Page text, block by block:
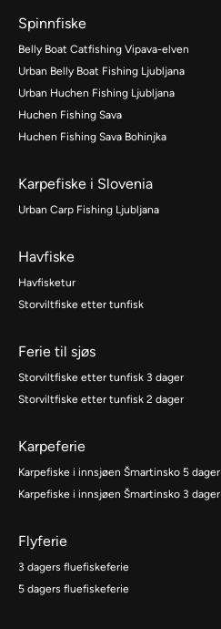
Spinnfiske
Belly Boat Catfishing Vipava-elven
Urban Belly Boat Fishing Ljubljana
Urban Huchen Fishing Ljubljana
Huchen Fishing Sava
Huchen Fishing Sava Bohinjka
Karpefiske i Slovenia
Urban Carp Fishing Ljubljana
Havfiske
Havfisketur
Storviltfiske etter tunfisk
Ferie til sjøs
Storviltfiske etter tunfisk 3 dager
Storviltfiske etter tunfisk 2 dager
Karpeferie
Karpefiske i innsjøen Šmartinsko 5 dager
Karpefiske i innsjøen Šmartinsko 3 dager
Flyferie
3 dagers fluefiskeferie
5 dagers fluefiskeferie